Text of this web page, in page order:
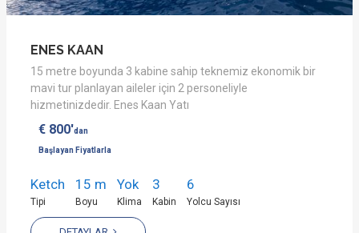
ENES KAAN
15 metre boyunda 3 kabine sahip teknemiz ekonomik bir
mavi tur planlayan aileler için 2 personeliyle
hizmetinizdedir. Enes Kaan Yatı
€ 800'dan
Başlayan Fiyatlarla
Ketch
Tipi
15 m
Boyu
Yok
Klima
3
Kabin
6
Yolcu Sayısı